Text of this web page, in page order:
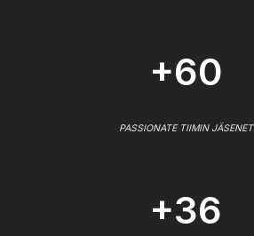
+60
PASSIONATE TIIMIN JÄSENET
+36